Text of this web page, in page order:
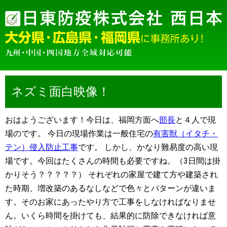
ネズミ面白映像！
おはようございます！今日は、福岡方面へ部長と４人で現
場のです。 今日の現場作業は一般住宅の有害獣（イタチ・
テン）侵入防止工事です。 しかし、かなり難易度の高い現
場です。今回はたくさんの時間も必要ですね。（3日間は掛
かりそう？？？？？） それぞれの家屋で建て方や建築され
た時期、増改築のあるなしなどで色々とパターンが違いま
す。そのお家にあったやり方で工事をしなければなりませ
ん。いくら時間を掛けても、結果的に防除できなければ意